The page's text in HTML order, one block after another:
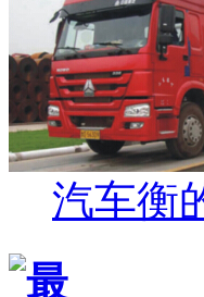
汽车衡